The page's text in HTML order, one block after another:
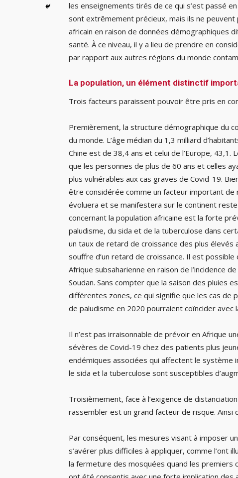
les enseignements tirés de ce qui s’est passé
sont extrêmement précieux, mais ils ne
africain en raison de données démographiques
santé. À ce niveau, il y a lieu de prendre en
par rapport aux autres régions du monde
La population, un élément distinctif
Trois facteurs paraissent pouvoir être pris en
Premièrement, la structure démographique du
du monde. L’âge médian du 1,3 milliard
Chine est de 38,4 ans et celui de l’Europe,
que les personnes de plus de 60 ans et celles
plus vulnérables aux cas graves de Covid-19.
être considérée comme un facteur important de
évoluera et se manifestera sur le continent
concernant la population africaine est la forte
paludisme, du sida et de la tuberculose dans
un taux de retard de croissance des plus élevés
souffre d’un retard de croissance. Il est
Afrique subsaharienne en raison de l’incidence
Soudan. Sans compter que la saison des pluies
différentes zones, ce qui signifie que les cas de
de paludisme en 2020 pourraient coïncider avec
Il n’est pas irraisonnable de prévoir en Afrique
sévères de Covid-19 chez des patients plus
endémiques associées qui affectent le système
le sida et la tuberculose sont susceptibles
Troisièmement, face à l’exigence de
rassembler est un grand facteur de risque.
Par conséquent, les mesures visant à imposer
s’avérer plus difficiles à appliquer, comme l’ont
la fermeture des mosquées quand les premiers